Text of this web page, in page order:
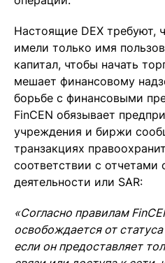
Настоящие DEX требуют,
имели только имя
капитал, чтобы начать
мешает финансовому
борьбе с финансовыми
FinCEN обязывает
учреждения и биржи
транзакциях
соответствии с отчетами
деятельности или SAR:
«Согласно правилам
освобождается от
если он предоставляет